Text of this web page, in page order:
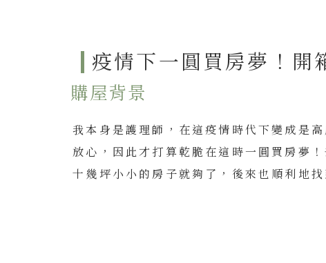
疫情下一圓買房夢！開
購屋背景
我本身是護理師，在這疫情時代下變成是
放心，因此才打算乾脆在這時一圓買房夢
十幾坪小小的房子就夠了，後來也順利地